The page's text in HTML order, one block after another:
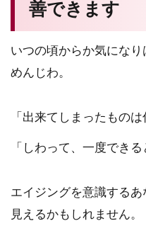
善できます
いつの頃からか気にな
めんじわ。
「出来てしまったもの
「しわって、一度でき
エイジングを意識する
見えるかもしれません。